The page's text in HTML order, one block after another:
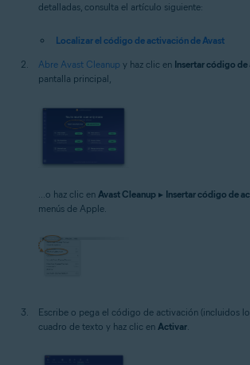
detalladas, consulta el artículo siguiente:
Localizar el código de activación de Avast
Abre Avast Cleanup y haz clic en Insertar código
pantalla principal,
...o haz clic en Avast Cleanup ▸ Insertar código de
menús de Apple.
Escribe o pega el código de activación (incluidos
cuadro de texto y haz clic en Activar